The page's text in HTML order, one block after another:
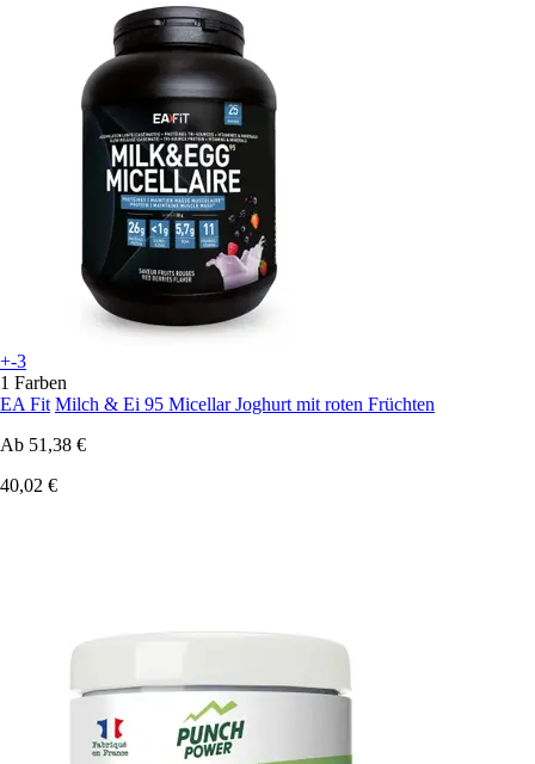
+-3
1 Farben
EA Fit Milch & Ei 95 Micellar Joghurt mit roten Früchten
Ab 51,38 €
40,02 €